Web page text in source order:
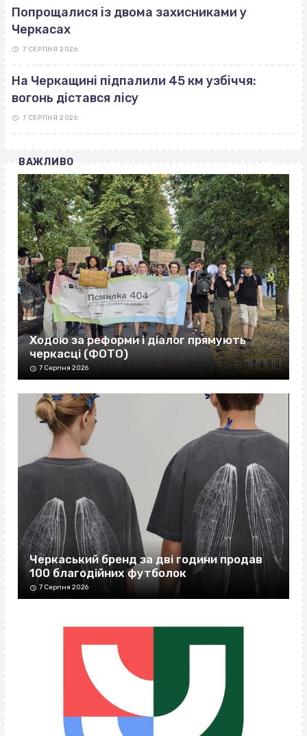
Попрощалися із двома захисниками у
Черкасах
7 СЕРПНЯ 2026
На Черкащині підпалили 45 км узбіччя:
вогонь дістався лісу
7 СЕРПНЯ 2026
ВАЖЛИВО
Ходою за реформи і діалог прямують
черкасці (ФОТО)
7 Серпня 2026
Черкаський бренд за дві години продав
100 благодійних футболок
7 Серпня 2026